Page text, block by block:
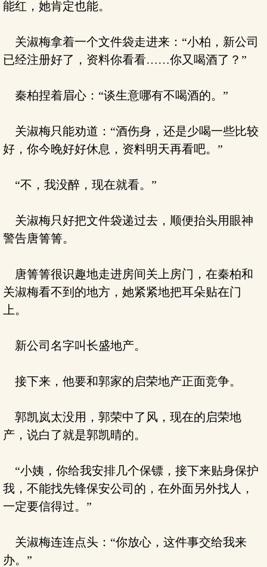
能红，她肯定也能。
关淑梅拿着一个文件袋走进来：“小柏，新公司
已经注册好了，资料你看看……你又喝酒了？”
秦柏捏着眉心：“谈生意哪有不喝酒的。”
关淑梅只能劝道：“酒伤身，还是少喝一些比较
好，你今晚好好休息，资料明天再看吧。”
“不，我没醉，现在就看。”
关淑梅只好把文件袋递过去，顺便抬头用眼神
警告唐箐箐。
唐箐箐很识趣地走进房间关上房门，在秦柏和
关淑梅看不到的地方，她紧紧地把耳朵贴在门
上。
新公司名字叫长盛地产。
接下来，他要和郭家的启荣地产正面竞争。
郭凯岚太没用，郭荣中了风，现在的启荣地
产，说白了就是郭凯晴的。
“小姨，你给我安排几个保镖，接下来贴身保护
我，不能找先锋保安公司的，在外面另外找人，
一定要信得过。”
关淑梅连连点头：“你放心，这件事交给我来
办。”